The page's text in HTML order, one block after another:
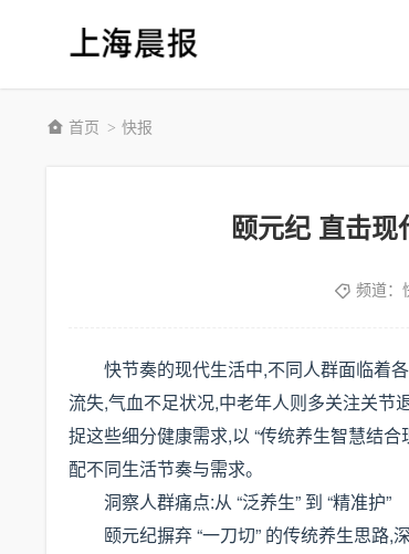
首页 > 快报
颐元纪 直击
频道：
快节奏的现代生活中,不同人群面临着
流失,气血不足状况,中老年人则多关注关节
捉这些细分健康需求,以 “传统养生智慧结
配不同生活节奏与需求。
洞察人群痛点:从 “泛养生” 到 “精准护”
颐元纪摒弃 “一刀切” 的传统养生思路